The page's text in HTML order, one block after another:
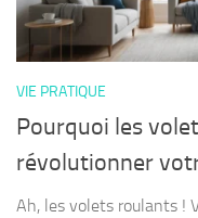
VIE PRATIQUE
Pourquoi les
révolutionner
Ah, les volets roulants !